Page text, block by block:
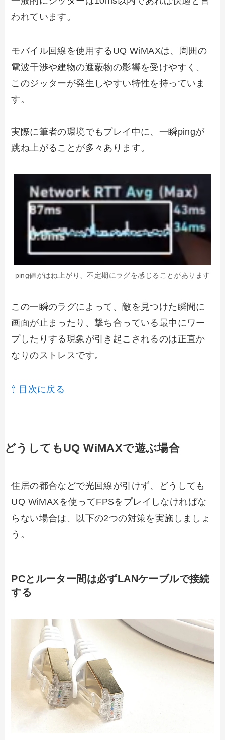
われています。
モバイル回線を使用するUQ WiMAXは、周囲の
電波干渉や建物の遮蔽物の影響を受けやすく、
このジッターが発生しやすい特性を持っていま
す。
実際に筆者の環境でもプレイ中に、一瞬pingが
跳ね上がることが多々あります。
ping値がはね上がり、不定期にラグを感じることがあります
この一瞬のラグによって、敵を見つけた瞬間に
画面が止まったり、撃ち合っている最中にワー
プしたりする現象が引き起こされるのは正直か
なりのストレスです。
⇧ 目次に戻る
どうしてもUQ WiMAXで遊ぶ場合
住居の都合などで光回線が引けず、どうしても
UQ WiMAXを使ってFPSをプレイしなければな
らない場合は、以下の2つの対策を実施しましょ
う。
PCとルーター間は必ずLANケーブルで接続
する